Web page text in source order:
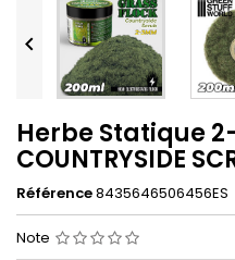

Herbe Statique
COUNTRYSIDE
Référence8435646506456ES
Note